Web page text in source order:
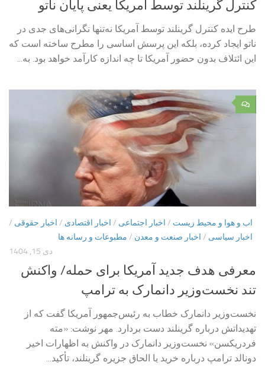
کنترل گرینلند توسط آمریکا یعنی پایان ناتو
طرح ایده کنترل گرینلند توسط آمریکا نه‌تنها نگرانی‌های جدی در
ناتو ایجاد کرده، بلکه این پرسش اساسی را مطرح ساخته است که
این ائتلاف بدون حضور آمریکا تا چه اندازه کارآمد خواهد بود. به...
۰
اب و هوا و محیط زیست / اخبار اجتماعی / اخبار اقتصادی / اخبار حقوقی /
اخبار سیاسی / اخبار صنعت و معدن / مطبوعات و رسانه ها
دی 15, 1404
معرفی هدف جدید آمریکا برای حمله/ واکنش
تند نخست‌وزیر دانمارک به ترامپ
نخست‌وزیر دانمارک خطاب به رئیس‌جمهور آمریکا گفت که از
تهدیداتش درباره گرینلند دست بردارد. مهر نوشت: «مته
فردریکسن» نخست‌وزیر دانمارک در واکنش به اظهارات اخیر
دونالد ترامپ درباره خرید یا الحاق جزیره گرینلند، تأکید...